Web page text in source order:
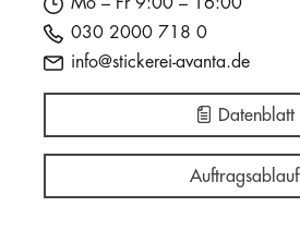
Mo – Fr 9:00 – 16:00
030 2000 718 0
info@stickerei-avanta.de
Datenblatt
Auftragsablauf